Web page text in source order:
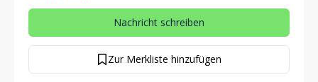
Nachricht schreiben
Zur Merkliste hinzufügen